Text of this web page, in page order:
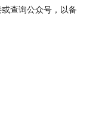
查询公众号，以备